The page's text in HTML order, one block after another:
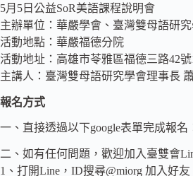
5月5日公益SoR美語課程說明會
主辦單位：華嚴學會、臺灣雙母語研
活動地點：華嚴福德分院
活動地址：高雄市苓雅區福德三路42
主講人：臺灣雙母語研究學會理事長
報名方式
一、直接透過以下google表單完成報名
二、如有任何問題，歡迎加入臺雙會
1、打開Line，ID搜尋@miorg 加入好友